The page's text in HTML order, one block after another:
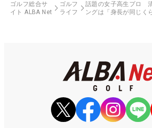
ゴルフ総合サ
イト ALBA Net
ゴルフ
ライフ
話題の女子高生プロ
ングは「身長が同じく